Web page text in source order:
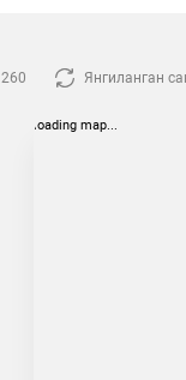
260 Янгиланган
loading map...